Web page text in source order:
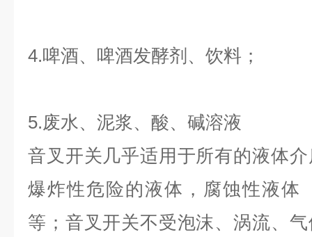
4.啤酒、啤酒发酵剂、饮料；
5.废水、泥浆、酸、碱溶液
音叉开关几乎适用于所有的液体
爆炸性危险的液体，腐蚀性液体
等；音叉开关不受泡沫、涡流、